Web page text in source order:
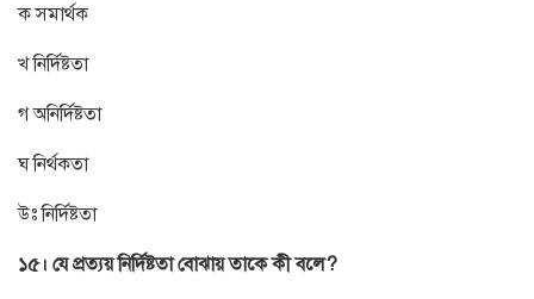
ক সমার্থক
খ নির্দিষ্টতা
গ অনির্দিষ্টতা
ঘ নির্থকতা
উঃ নির্দিষ্টতা
১৫। যে প্রত্যয় নির্দিষ্টতা বোঝায় তাকে কী বলে?